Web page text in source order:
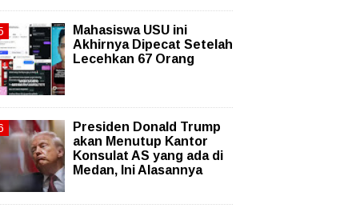
Mahasiswa USU ini
Akhirnya Dipecat Setelah
Lecehkan 67 Orang
Presiden Donald Trump
akan Menutup Kantor
Konsulat AS yang ada di
Medan, Ini Alasannya